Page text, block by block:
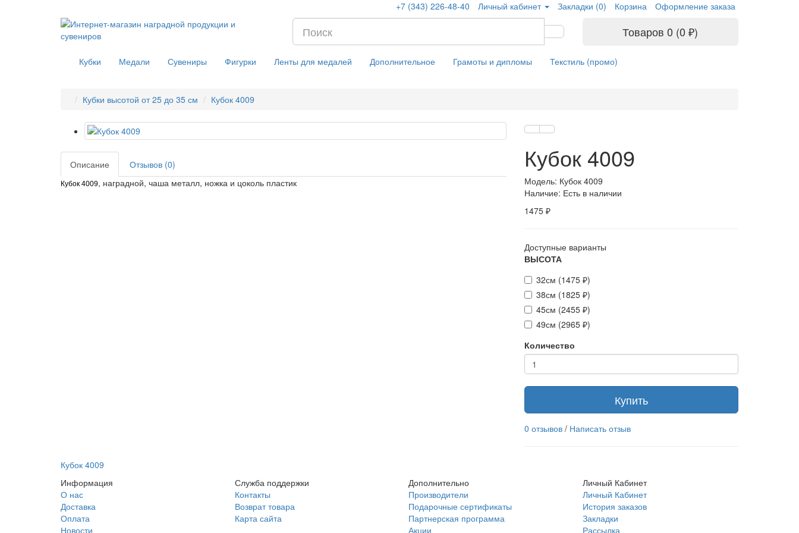
+7 (343) 226-48-40 Личный кабинет Закладки (0) Корзина Оформление заказа
Товаров 0 (0 ₽)
Кубки Медали Сувениры Фигурки Ленты для медалей Дополнительное Грамоты и дипломы Текстиль (промо)
Кубки высотой от 25 до 35 см Кубок 4009
Описание Отзывов (0)
Кубок 4009, наградной, чаша металл, ножка и цоколь пластик
Кубок 4009
Модель: Кубок 4009
Наличие: Есть в наличии
1475 ₽
Доступные варианты
ВЫСОТА
32см (1475 ₽)
38см (1825 ₽)
45см (2455 ₽)
49см (2965 ₽)
Количество
Купить
0 отзывов / Написать отзыв
Кубок 4009
Информация
О нас
Доставка
Оплата
Новости
Служба поддержки
Контакты
Возврат товара
Карта сайта
Дополнительно
Производители
Подарочные сертификаты
Партнерская программа
Акции
Личный Кабинет
Личный Кабинет
История заказов
Закладки
Рассылка